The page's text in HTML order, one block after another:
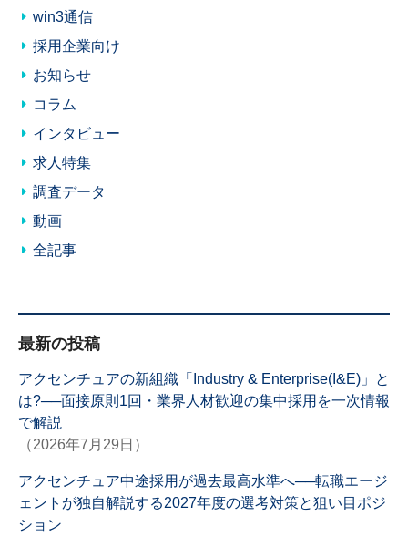
win3通信
採用企業向け
お知らせ
コラム
インタビュー
求人特集
調査データ
動画
全記事
最新の投稿
アクセンチュアの新組織「Industry & Enterprise(I&E)」と
は?──面接原則1回・業界人材歓迎の集中採用を一次情報
で解説
（2026年7月29日）
アクセンチュア中途採用が過去最高水準へ──転職エージ
ェントが独自解説する2027年度の選考対策と狙い目ポジ
ション